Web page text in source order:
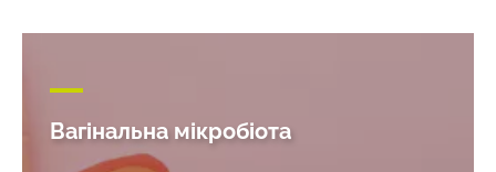
Вагінальна мікробіота